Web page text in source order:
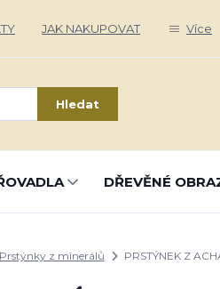
JAK NAKUPOVAT Více
Hledat
DŘEVĚNÉ
Prstýnky z minerálů PRSTÝNEK Z